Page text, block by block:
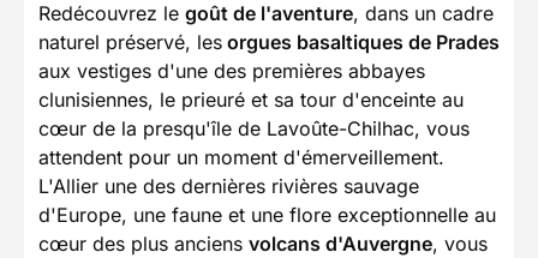
Redécouvrez le goût de l'aventure, dans un cadre
naturel préservé, les orgues basaltiques de Prades
aux vestiges d'une des premières abbayes
clunisiennes, le prieuré et sa tour d'enceinte au
cœur de la presqu'île de Lavoûte-Chilhac, vous
attendent pour un moment d'émerveillement.
L'Allier une des dernières rivières sauvage
d'Europe, une faune et une flore exceptionnelle au
cœur des plus anciens volcans d'Auvergne, vous